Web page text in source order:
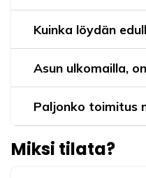
Kuinka löydän
Asun ulkomailla,
Paljonko toimitus
Miksi tilata?